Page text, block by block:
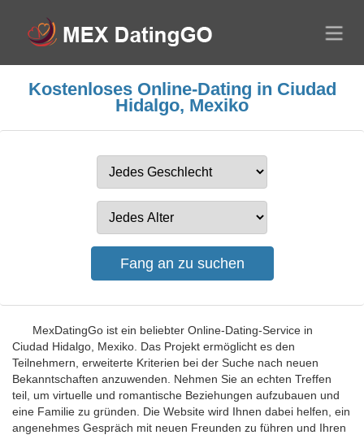
Kostenloses Online-Dating in Ciudad
Hidalgo, Mexiko
MexDatingGo ist ein beliebter Online-Dating-Service in
Ciudad Hidalgo, Mexiko. Das Projekt ermöglicht es den
Teilnehmern, erweiterte Kriterien bei der Suche nach neuen
Bekanntschaften anzuwenden. Nehmen Sie an echten Treffen
teil, um virtuelle und romantische Beziehungen aufzubauen und
eine Familie zu gründen. Die Website wird Ihnen dabei helfen, ein
angenehmes Gespräch mit neuen Freunden zu führen und Ihren